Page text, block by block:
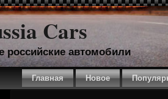
Cars
российские автомобили
Главная Новое